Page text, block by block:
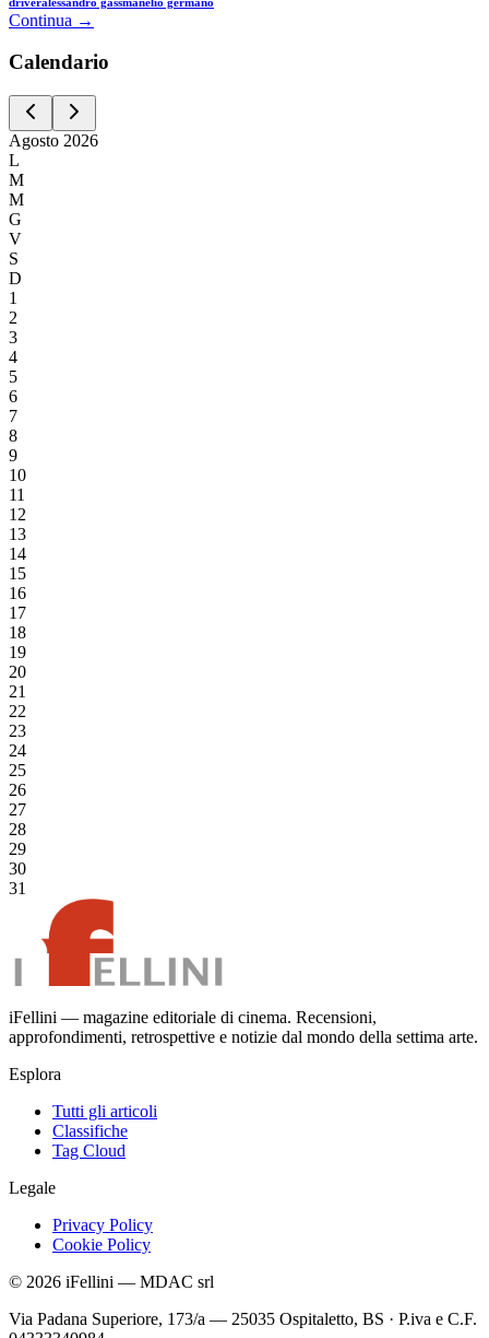
Continua →
Calendario
Agosto 2026
L
M
M
G
V
S
D
1
2
3
4
5
6
7
8
9
10
11
12
13
14
15
16
17
18
19
20
21
22
23
24
25
26
27
28
29
30
31
iFellini — magazine editoriale di cinema. Recensioni,
approfondimenti, retrospettive e notizie dal mondo della settima arte.
Esplora
Tutti gli articoli
Classifiche
Tag Cloud
Legale
Privacy Policy
Cookie Policy
© 2026 iFellini — MDAC srl
Via Padana Superiore, 173/a — 25035 Ospitaletto, BS · P.iva e C.F.